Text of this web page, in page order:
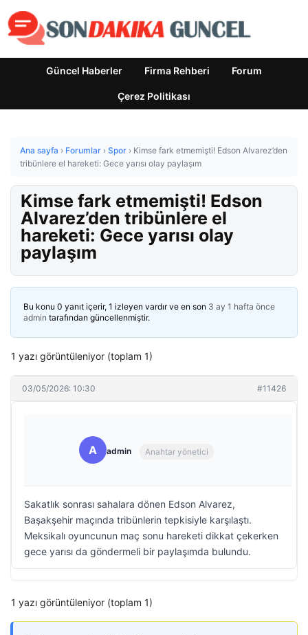
Güncel Haberler Firma Rehberi Forum
Çerez Politikası
Ana sayfa › Forumlar › Spor › Kimse fark etmemişti! Edson Alvarez’den
tribünlere el hareketi: Gece yarısı olay paylaşım
Kimse fark etmemişti! Edson
Alvarez’den tribünlere el
hareketi: Gece yarısı olay
paylaşım
Bu konu 0 yanıt içerir, 1 izleyen vardır ve en son 3 ay 1 hafta önce
admin tarafından güncellenmiştir.
1 yazı görüntüleniyor (toplam 1)
03/05/2026: 10:30 #11426
A admin Anahtar yönetici
Sakatlık sonrası sahalara dönen Edson Alvarez,
Başakşehir maçında tribünlerin tepkisiyle karşılaştı.
Meksikalı oyuncunun maç sonu hareketi dikkat çekerken
gece yarısı da göndermeli bir paylaşımda bulundu.
1 yazı görüntüleniyor (toplam 1)